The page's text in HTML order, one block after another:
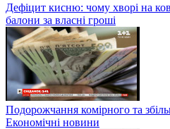
Дефіцит кисню: чому хворі на
балони за власні гроші
Подорожчання комірного та
Економічні новини